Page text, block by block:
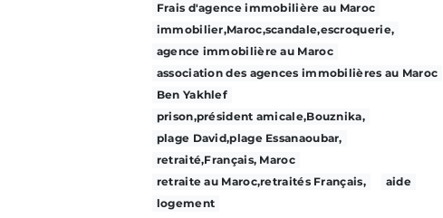
Frais d'agence immobilière au Maroc
immobilier,Maroc,scandale,escroquerie,
agence immobilière au Maroc
association des agences immobilières au Maroc
Ben Yakhlef
prison,président amicale,Bouznika,
plage David,plage Essanaoubar,
retraité,Français, Maroc
retraite au Maroc,retraités Français,
aide
logement